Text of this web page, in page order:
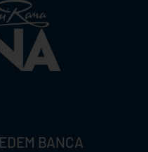
BANCA